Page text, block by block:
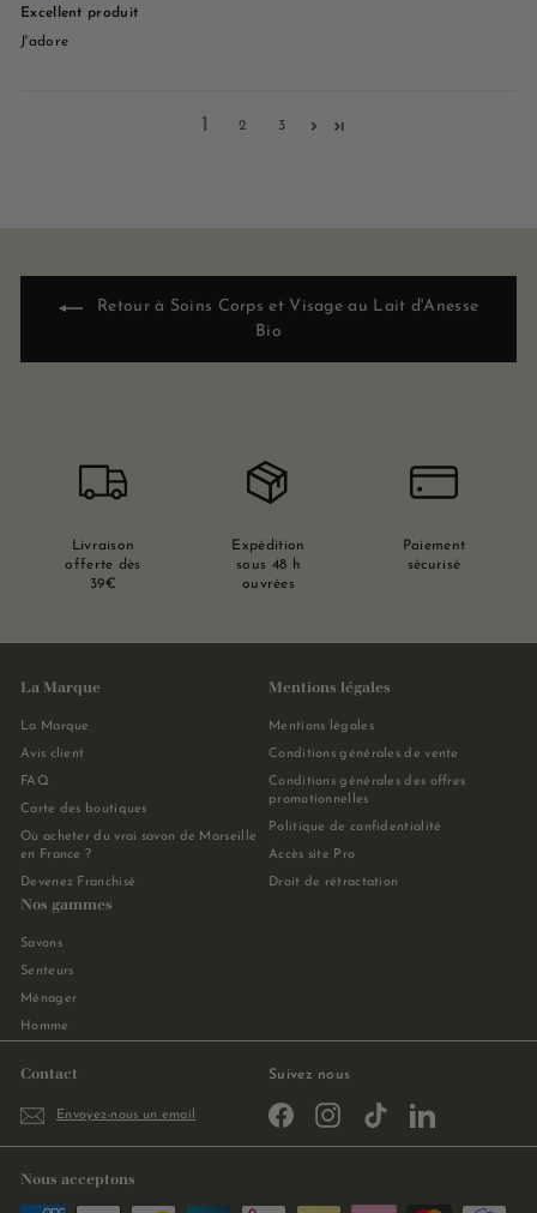
Excellent produit
J'adore
1 2 3
Retour à Soins Corps et Visage au Lait d'Anesse
Bio
Livraison
offerte dès
39€
Expédition
sous 48 h
ouvrées
Paiement
sécurisé
La Marque
La Marque
Avis client
FAQ
Carte des boutiques
Où acheter du vrai savon de Marseille
en France ?
Devenez Franchisé
Mentions légales
Mentions légales
Conditions générales de vente
Conditions générales des offres
promotionnelles
Politique de confidentialité
Accès site Pro
Droit de rétractation
Nos gammes
Savons
Senteurs
Ménager
Homme
Contact
Envoyez-nous un email
Suivez nous
FacebookInstagramTikTok LinkedIn
Nous acceptons